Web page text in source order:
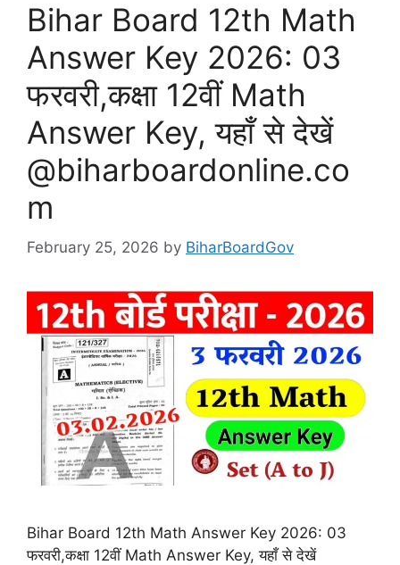
Bihar Board 12th Math
Answer Key 2026: 03
फरवरी,कक्षा 12वीं Math
Answer Key, यहाँ से देखें
@biharboardonline.co
m
February 25, 2026 by BiharBoardGov
Bihar Board 12th Math Answer Key 2026: 03
फरवरी,कक्षा 12वीं Math Answer Key, यहाँ से देखें